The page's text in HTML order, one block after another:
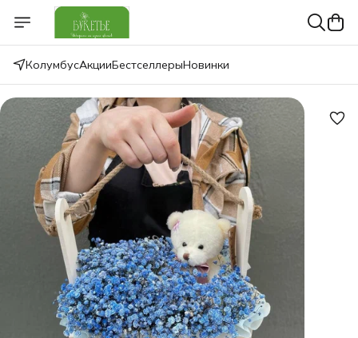
КолумбусАкцииБестселлерыНовинки